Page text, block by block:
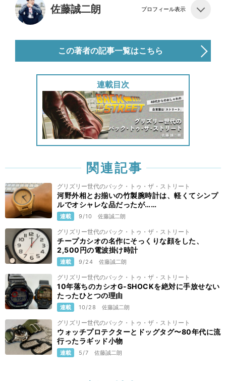
佐藤誠二朗 プロフィール表示
この著者の記事一覧はこちら
連載目次
関連記事
グリズリー世代のバック・トゥ・ザ・ストリート
河野外相とお揃いの竹製腕時計は、軽くてシンプ
ルでオシャレな品だったが……
連載 9/10 佐藤誠二朗
グリズリー世代のバック・トゥ・ザ・ストリート
チープカシオの名作にそっくりな顔をした、
2,500円の電波掛け時計
連載 9/24 佐藤誠二朗
グリズリー世代のバック・トゥ・ザ・ストリート
10年落ちのカシオG-SHOCKを絶対に手放せない
たったひとつの理由
連載 10/28 佐藤誠二朗
グリズリー世代のバック・トゥ・ザ・ストリート
ウォッチプロテクターとドッグタグ〜80年代に流
行ったラギッド小物
連載 5/7 佐藤誠二朗